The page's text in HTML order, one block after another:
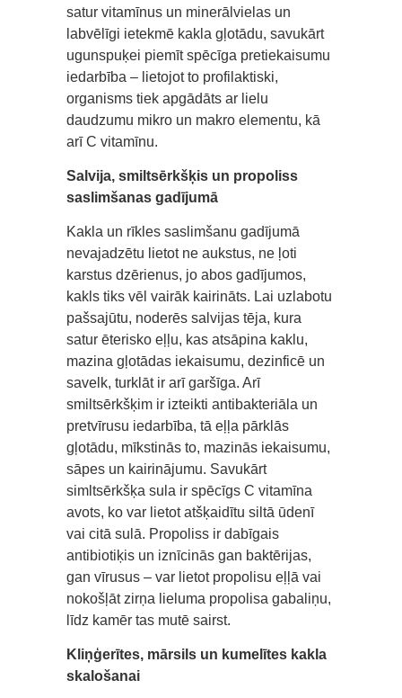
satur vitamīnus un minerālvielas un
labvēlīgi ietekmē kakla gļotādu, savukārt
ugunspuķei piemīt spēcīga pretiekaisumu
iedarbība – lietojot to profilaktiski,
organisms tiek apgādāts ar lielu
daudzumu mikro un makro elementu, kā
arī C vitamīnu.
Salvija, smiltsērkšķis un propoliss
saslimšanas gadījumā
Kakla un rīkles saslimšanu gadījumā
nevajadzētu lietot ne aukstus, ne ļoti
karstus dzērienus, jo abos gadījumos,
kakls tiks vēl vairāk kairināts. Lai uzlabotu
pašsajūtu, noderēs salvijas tēja, kura
satur ēterisko eļļu, kas atsāpina kaklu,
mazina gļotādas iekaisumu, dezinficē un
savelk, turklāt ir arī garšīga. Arī
smiltsērkšķim ir izteikti antibakteriāla un
pretvīrusu iedarbība, tā eļļa pārklās
gļotādu, mīkstinās to, mazinās iekaisumu,
sāpes un kairinājumu. Savukārt
simltsērkšķa sula ir spēcīgs C vitamīna
avots, ko var lietot atšķaidītu siltā ūdenī
vai citā sulā. Propoliss ir dabīgais
antibiotiķis un iznīcinās gan baktērijas,
gan vīrusus – var lietot propolisu eļļā vai
nokošļāt zirņa lieluma propolisa gabaliņu,
līdz kamēr tas mutē sairst.
Kliņģerītes, mārsils un kumelītes kakla
skalošanai